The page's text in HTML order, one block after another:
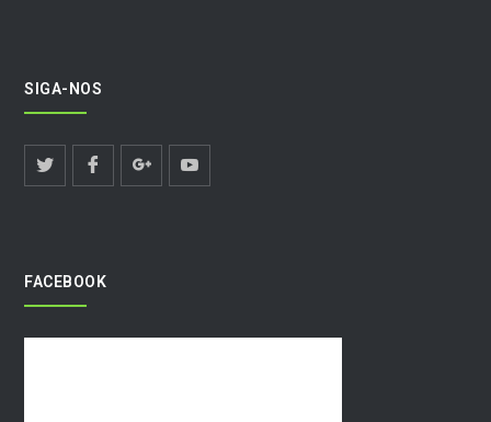
SIGA-NOS
FACEBOOK